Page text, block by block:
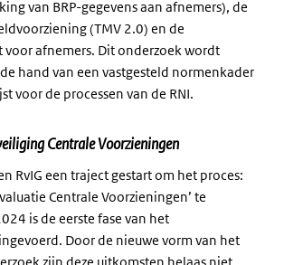
van BRP-gegevens aan afnemers), de
(TMV 2.0) en de
afnemers. Dit onderzoek wordt
hand van een vastgesteld normenkader
voor de processen van de RNI.
Centrale Voorzieningen
RvIG een traject gestart om het proces:
Centrale Voorzieningen’ te
is de eerste fase van het
Door de nieuwe vorm van het